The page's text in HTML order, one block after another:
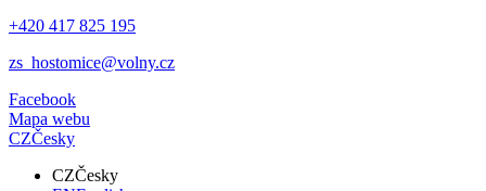
+420 417 825 195
zs_hostomice@volny.cz
Facebook
Mapa webu
CZČesky
CZČesky